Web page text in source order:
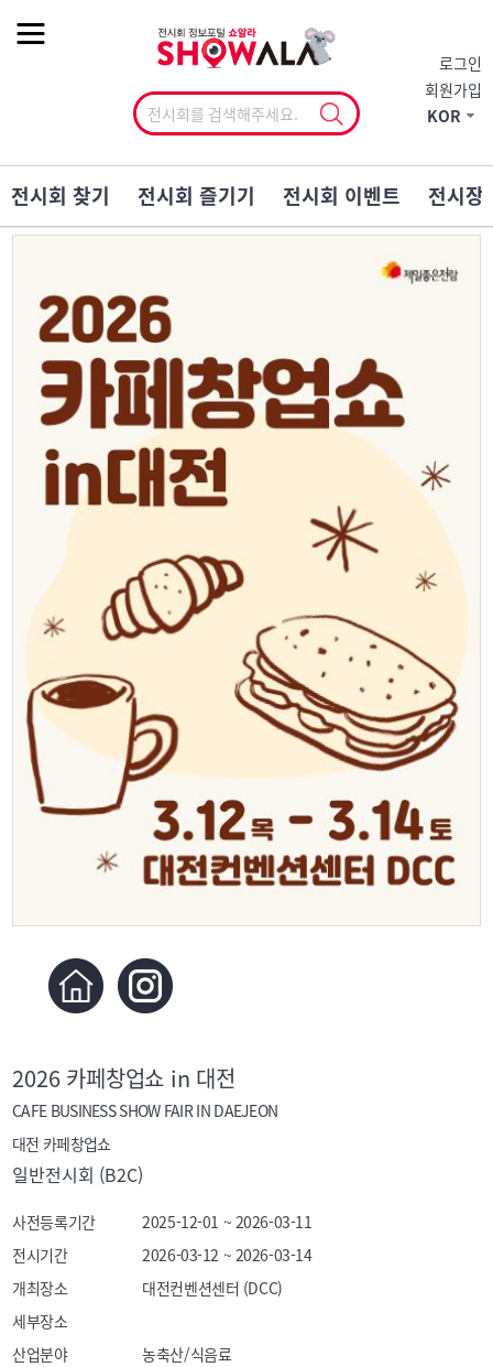
로그인
회원가입
KOR
전시회 찾기 전시회 즐기기 전시회 이벤트 전시장
2026 카페창업쇼 in 대전
CAFE BUSINESS SHOW FAIR IN DAEJEON
대전 카페창업쇼
일반전시회 (B2C)
사전등록기간
2025-12-01 ~ 2026-03-11
전시기간
2026-03-12 ~ 2026-03-14
개최장소
대전컨벤션센터 (DCC)
세부장소
산업분야
농축산/식음료